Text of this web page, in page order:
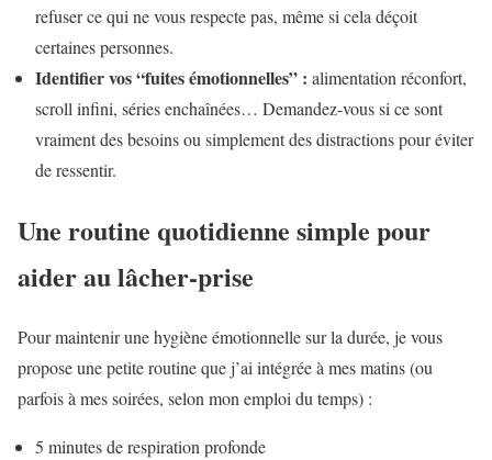
refuser ce qui ne vous respecte pas, même si cela déçoit
certaines personnes.
Identifier vos “fuites émotionnelles” : alimentation réconfort,
scroll infini, séries enchaînées… Demandez-vous si ce sont
vraiment des besoins ou simplement des distractions pour éviter
de ressentir.
Une routine quotidienne simple pour
aider au lâcher-prise
Pour maintenir une hygiène émotionnelle sur la durée, je vous
propose une petite routine que j’ai intégrée à mes matins (ou
parfois à mes soirées, selon mon emploi du temps) :
5 minutes de respiration profonde